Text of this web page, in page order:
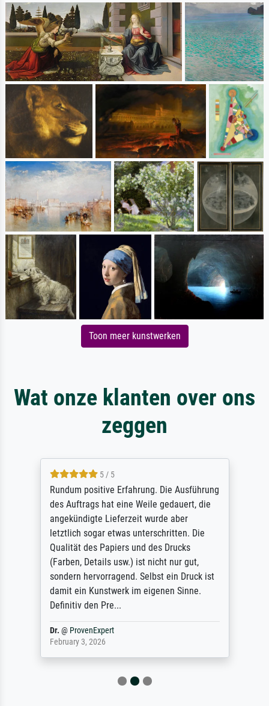
Toon meer kunstwerken
Wat onze klanten over ons
zeggen
5 / 5
Rundum positive Erfahrung. Die Ausführung
des Auftrags hat eine Weile gedauert, die
angekündigte Lieferzeit wurde aber
letztlich sogar etwas unterschritten. Die
Qualität des Papiers und des Drucks
(Farben, Details usw.) ist nicht nur gut,
sondern hervorragend. Selbst ein Druck ist
damit ein Kunstwerk im eigenen Sinne.
Definitiv den Pre...
Dr. @ ProvenExpert
February 3, 2026